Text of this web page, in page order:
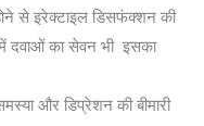
से इरेक्‍टाइल डिसफंक्‍शन की
में दवाओं का सेवन भी इसका
और डिप्रेशन की बीमारी